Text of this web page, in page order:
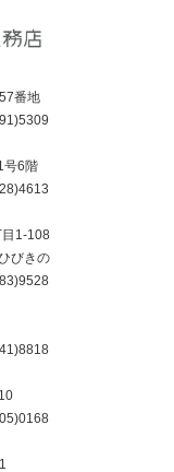
番地
号6階
1-108
びきの